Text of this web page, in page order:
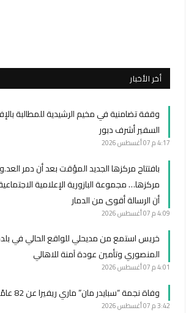
أخر الأخبار
وقفة تضامنية في مخيم الرشيدية للمطالبة
السفير أشرف دبور
4:17 م 07 أغسطس 2026
بافتتاح مركزها الجديد المؤقت بعد أن دمر العد.و
مركزها… مجموعة البازورية الإعلامية
أن الرسالة أقوى من الدمار
4:09 م 07 أغسطس 2026
خريس استمع من مديحلي للواقع الحالي في
المنصوري وتأمين عودة آمنة للاهالي
4:01 م 07 أغسطس 2026
وفاة نجمة “سبايدر مان” ماري ريفيرا عن 82 عامًا
3:42 م 07 أغسطس 2026